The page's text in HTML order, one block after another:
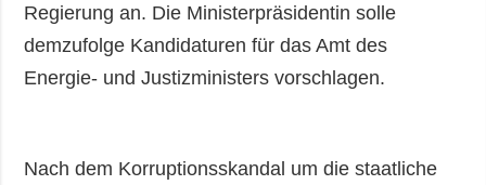
Regierung an. Die Ministerpräsidentin solle
demzufolge Kandidaturen für das Amt des
Energie- und Justizministers vorschlagen.
Nach dem Korruptionsskandal um die staatliche